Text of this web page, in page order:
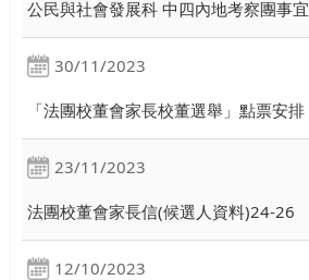
公民與社會發展科 中四內地考察團事宜
30/11/2023
「法團校董會家長校董選舉」點票安排
23/11/2023
法團校董會家長信(候選人資料)24-26
12/10/2023